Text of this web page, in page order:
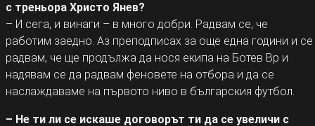
с треньора Христо Янев?
– И сега, и винаги – в много добри. Радвам се, че
работим заедно. Аз преподписах за още една години и се
радвам, че ще продължа да нося екипа на Ботев Bp и
надявам се да радвам феновете на отбора и да се
наслаждаваме на първото ниво в българския футбол.
– Не ти ли се искаше договорът ти да се увеличи с